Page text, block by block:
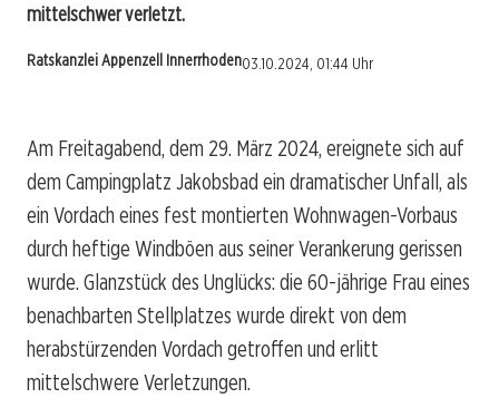
mittelschwer verletzt.
Ratskanzlei Appenzell Innerrhoden03.10.2024, 01:44 Uhr
Am Freitagabend, dem 29. März 2024, ereignete sich auf
dem Campingplatz Jakobsbad ein dramatischer Unfall, als
ein Vordach eines fest montierten Wohnwagen-Vorbaus
durch heftige Windböen aus seiner Verankerung gerissen
wurde. Glanzstück des Unglücks: die 60-jährige Frau eines
benachbarten Stellplatzes wurde direkt von dem
herabstürzenden Vordach getroffen und erlitt
mittelschwere Verletzungen.